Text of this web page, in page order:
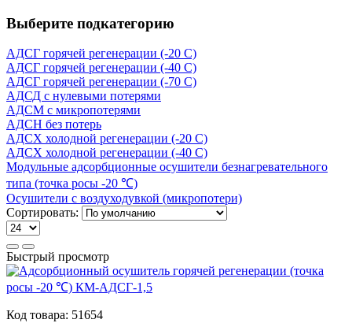
Выберите подкатегорию
АДСГ горячей регенерации (-20 C)
АДСГ горячей регенерации (-40 C)
АДСГ горячей регенерации (-70 C)
АДСД с нулевыми потерями
АДСМ с микропотерями
АДСН без потерь
АДСХ холодной регенерации (-20 C)
АДСХ холодной регенерации (-40 C)
Модульные адсорбционные осушители безнагревательного
типа (точка росы -20 ℃)
Осушители с воздуходувкой (микропотери)
Сортировать:
Быстрый просмотр
Код товара: 51654